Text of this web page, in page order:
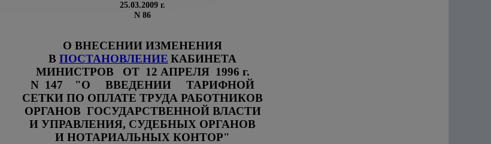
25.03.2009 г.
N 86
О ВНЕСЕНИИ ИЗМЕНЕНИЯ
В ПОСТАНОВЛЕНИЕ КАБИНЕТА
МИНИСТРОВ ОТ 12 АПРЕЛЯ 1996 г.
N 147 "О ВВЕДЕНИИ ТАРИФНОЙ
СЕТКИ ПО ОПЛАТЕ ТРУДА РАБОТНИКОВ
ОРГАНОВ ГОСУДАРСТВЕННОЙ ВЛАСТИ
И УПРАВЛЕНИЯ, СУДЕБНЫХ ОРГАНОВ
И НОТАРИАЛЬНЫХ КОНТОР"